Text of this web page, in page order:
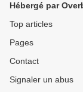
Hébergé par
Top articles
Pages
Contact
Signaler un abus